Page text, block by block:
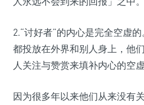
2.“讨好者”的内心是完全空虚
都投放在外界和别人身上，他
人关注与赞赏来填补内心的空虚
因为很多年以来他们从来没有